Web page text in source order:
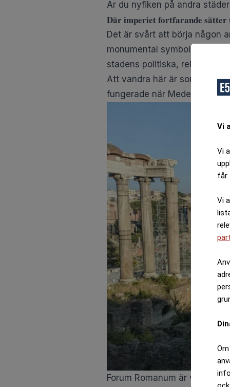
Vi
Vi
får
Vi
Är du nyfiken på andra
Där imperiet fortfarande sätter
Det är svårt att börja någon
monumental symbol för en
stadens politiska, religiösa
Att vandra här är som att gå
fungerade när Medelhavet
Forum Romanum är värt ett